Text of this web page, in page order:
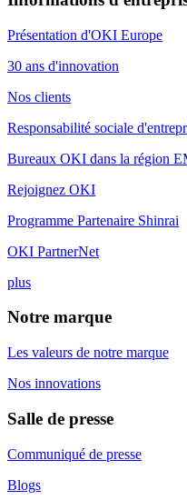
Présentation d'OKI Europe
30 ans d'innovation
Nos clients
Responsabilité sociale
Bureaux OKI dans la région
Rejoignez OKI
Programme Partenaire Shinrai
OKI PartnerNet
plus
Notre marque
Les valeurs de notre marque
Nos innovations
Salle de presse
Communiqué de presse
Blogs